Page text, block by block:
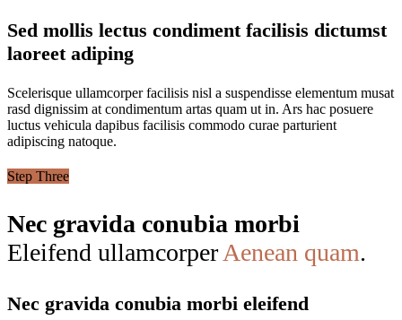
Sed mollis lectus condiment facilisis dictumst
laoreet adiping
Scelerisque ullamcorper facilisis nisl a suspendisse elementum musat
rasd dignissim at condimentum artas quam ut in. Ars hac posuere
luctus vehicula dapibus facilisis commodo curae parturient
adipiscing natoque.
Step Three
Nec gravida conubia morbi
Eleifend ullamcorperAenean quam.
Nec gravida conubia morbi eleifend